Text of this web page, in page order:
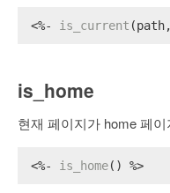
<%- is_current
is_home
현재 페이지가 home 페
<%- is_home() %>